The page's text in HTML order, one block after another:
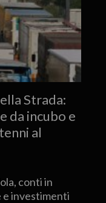
Strada:
da incubo e
al
conti in
e investimenti